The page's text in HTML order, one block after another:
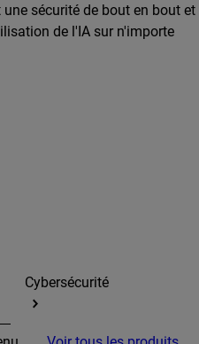
sécurité de bout en bout et
de l'IA sur n'importe
Cybersécurité